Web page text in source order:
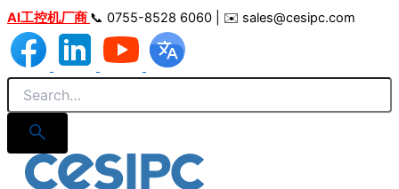
跳
至
内
容
AI工控机厂商 📞 0755-8528 6060 | ✉️ sales@cesipc.com